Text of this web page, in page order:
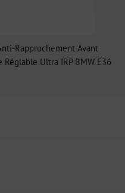
Rapprochement Avant
Réglable Ultra IRP BMW E36